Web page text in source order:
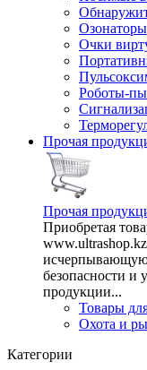
Озонаторы
Очки
Роботы-
Прочая
Прочая
Приобретая
безопасности и
продукции...
Товары
Охота и
Категории